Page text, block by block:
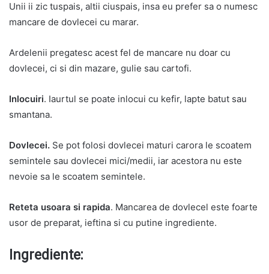
Unii ii zic tuspais, altii ciuspais, insa eu prefer sa o numesc
mancare de dovlecei cu marar.
Ardelenii pregatesc acest fel de mancare nu doar cu
dovlecei, ci si din mazare, gulie sau cartofi.
Inlocuiri. Iaurtul se poate inlocui cu kefir, lapte batut sau
smantana.
Dovlecei. Se pot folosi dovlecei maturi carora le scoatem
semintele sau dovlecei mici/medii, iar acestora nu este
nevoie sa le scoatem semintele.
Reteta usoara si rapida. Mancarea de dovlecel este foarte
usor de preparat, ieftina si cu putine ingrediente.
Ingrediente: